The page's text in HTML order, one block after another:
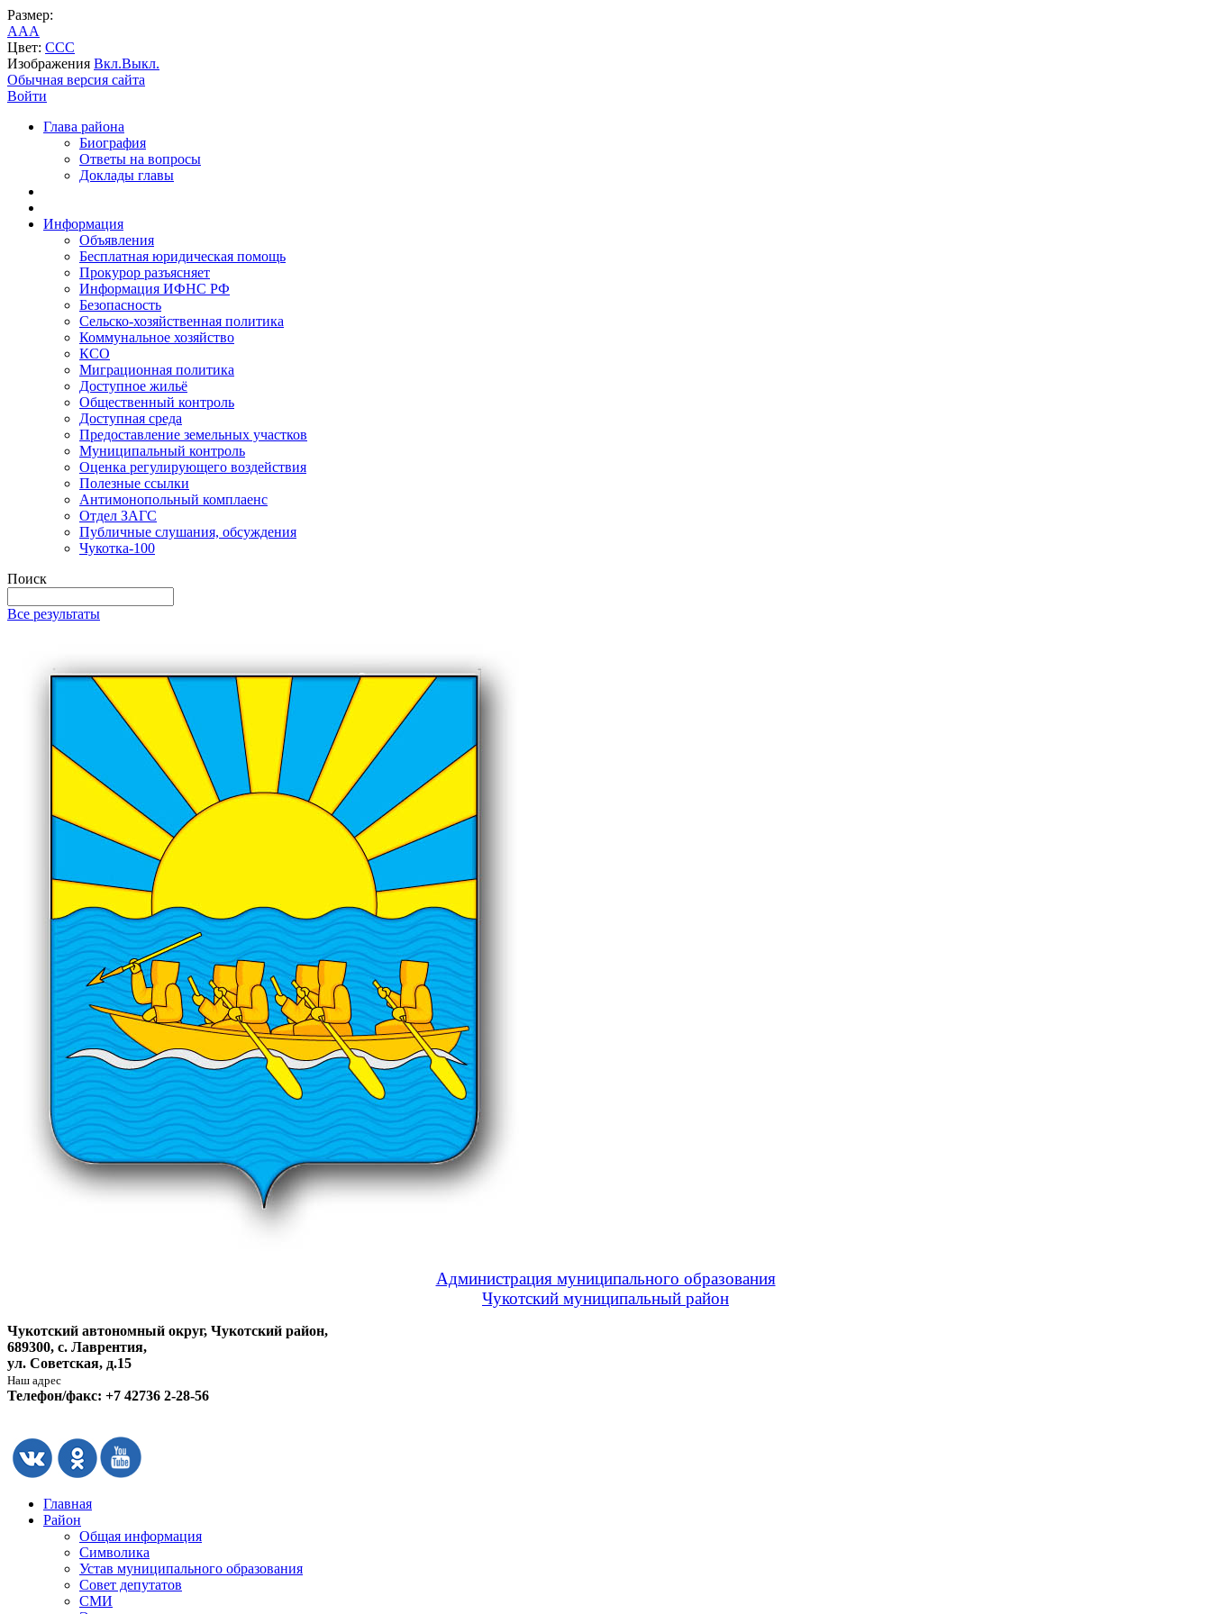
Размер:
AAA
Цвет: CCC
Изображения Вкл.Выкл.
Обычная версия сайта
Войти
Глава района
Биография
Ответы на вопросы
Доклады главы
Информация
Объявления
Бесплатная юридическая помощь
Прокурор разъясняет
Информация ИФНС РФ
Безопасность
Сельско-хозяйственная политика
Коммунальное хозяйство
КСО
Миграционная политика
Доступное жильё
Общественный контроль
Доступная среда
Предоставление земельных участков
Муниципальный контроль
Оценка регулирующего воздействия
Полезные ссылки
Антимонопольный комплаенс
Отдел ЗАГС
Публичные слушания, обсуждения
Чукотка-100
Поиск
Все результаты
Администрация муниципального образования
Чукотский муниципальный район
Чукотский автономный округ, Чукотский район,
689300, с. Лаврентия,
ул. Советская, д.15
Наш адрес
Телефон/факс: +7 42736 2-28-56
Главная
Район
Общая информация
Символика
Устав муниципального образования
Совет депутатов
СМИ